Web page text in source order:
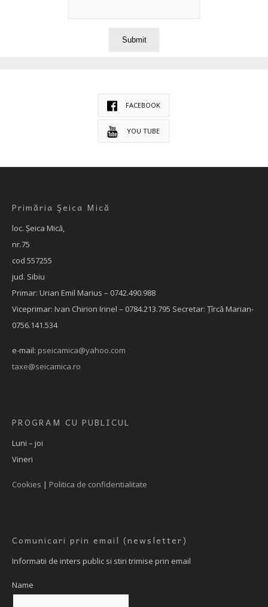
FACEBOOK
YOU TUBE
Primăria Şeica Mică
loc. Şeica Mică,
nr.75
cod 557255
jud. Sibiu
Primar: Urian Emil Marius – 0742.490.988
Viceprimar: Ivan Chirion Irinel – 0784.213.795 Secretar: Țîrcă Marian-
0756.141.534
e-mail: pseicamica@yahoo.com
taxe@seicamica.ro
PROGRAM CU PUBLICUL
Luni – joi
Vineri
Cookies | Politica de confidentialitate
Comunicari prin email (newsletter)
Informatii de inters public si stiri trimise prin email
Name